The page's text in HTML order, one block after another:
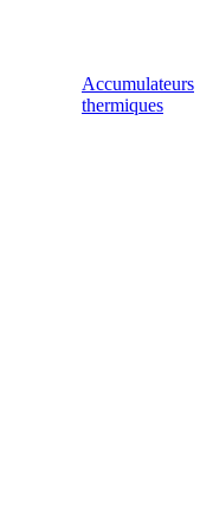
Accumulateurs
thermiques